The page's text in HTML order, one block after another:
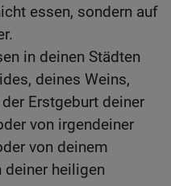
essen, sondern auf
in deinen Städten
deines Weins,
Erstgeburt deiner
von irgendeiner
von deinem
heiligen